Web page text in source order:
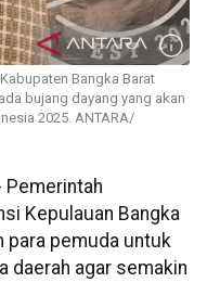
Bangka Barat
bujang dayang yang akan
2025. ANTARA/
Pemerintah
Kepulauan Bangka
para pemuda untuk
daerah agar semakin